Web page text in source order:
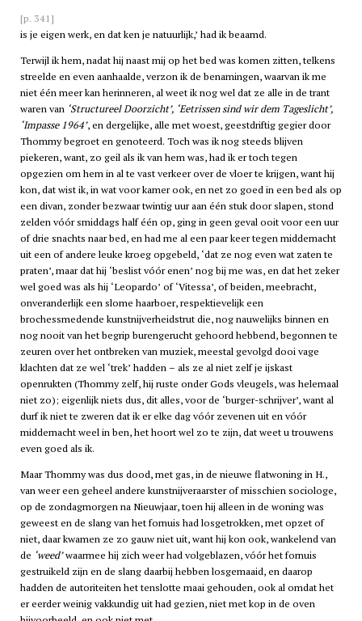
[p. 341]
is je eigen werk, en dat ken je natuurlijk,’ had ik beaamd.
Terwijl ik hem, nadat hij naast mij op het bed was komen zitten, telkens
streelde en even aanhaalde, verzon ik de benamingen, waarvan ik me
niet één meer kan herinneren, al weet ik nog wel dat ze alle in de trant
waren van ‘Structureel Doorzicht’, ‘Eetrissen sind wir dem Tageslicht’,
‘Impasse 1964’, en dergelijke, alle met woest, geestdriftig gegier door
Thommy begroet en genoteerd. Toch was ik nog steeds blijven
piekeren, want, zo geil als ik van hem was, had ik er toch tegen
opgezien om hem in al te vast verkeer over de vloer te krijgen, want hij
kon, dat wist ik, in wat voor kamer ook, en net zo goed in een bed als op
een divan, zonder bezwaar twintig uur aan één stuk door slapen, stond
zelden vóór smiddags half één op, ging in geen geval ooit voor een uur
of drie snachts naar bed, en had me al een paar keer tegen middernacht
uit een of andere leuke kroeg opgebeld, ‘dat ze nog even wat zaten te
praten’, maar dat hij ‘beslist vóór enen’ nog bij me was, en dat het zeker
wel goed was als hij ‘Leopardo’ of ‘Vitessa’, of beiden, meebracht,
onveranderlijk een slome haarboer, respektievelijk een
brochessmedende kunstnijverheidstrut die, nog nauwelijks binnen en
nog nooit van het begrip burengerucht gehoord hebbend, begonnen te
zeuren over het ontbreken van muziek, meestal gevolgd dooi vage
klachten dat ze wel ‘trek’ hadden – als ze al niet zelf je ijskast
openrukten (Thommy zelf, hij ruste onder Gods vleugels, was helemaal
niet zo); eigenlijk niets dus, dit alles, voor de ‘burger-schrijver’, want al
durf ik niet te zweren dat ik er elke dag vóór zevenen uit en vóór
middernacht weel in ben, het hoort wel zo te zijn, dat weet u trouwens
even goed als ik.
Maar Thommy was dus dood, met gas, in de nieuwe flatwoning in H.,
van weer een geheel andere kunstnijveraarster of misschien sociologe,
op de zondagmorgen na Nieuwjaar, toen hij alleen in de woning was
geweest en de slang van het fornuis had losgetrokken, met opzet of
niet, daar kwamen ze zo gauw niet uit, want hij kon ook, wankelend van
de ‘weed’waarmee hij zich weer had volgeblazen, vóór het fornuis
gestruikeld zijn en de slang daarbij hebben losgemaaid, en daarop
hadden de autoriteiten het tenslotte maai gehouden, ook al omdat het
er eerder weinig vakkundig uit had gezien, niet met kop in de oven